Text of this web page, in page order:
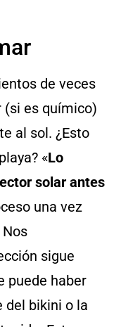
de veces
(si es químico)
al sol. ¿Esto
«Lo
solar antes
una vez
sigue
puede haber
del bikini o la